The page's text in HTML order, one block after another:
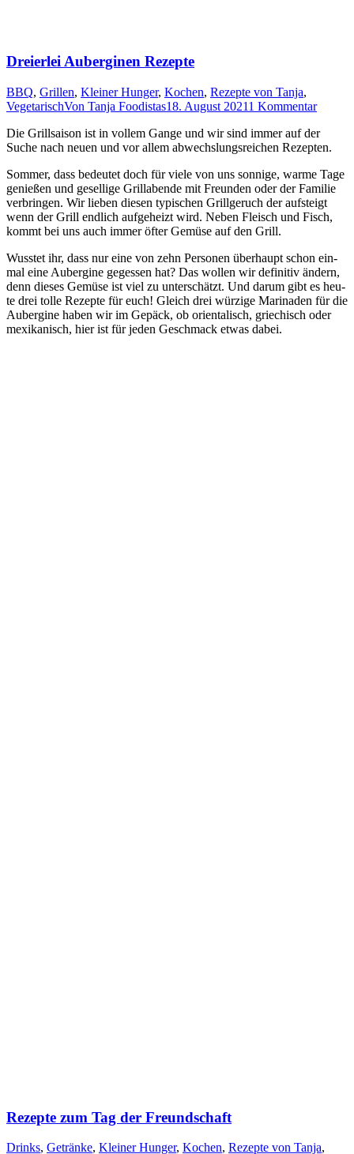
Dreierlei Auberginen Rezepte
BBQ, Grillen, Kleiner Hunger, Kochen, Rezepte von Tanja,
VegetarischVon Tanja Foodistas18. August 20211 Kommentar
Die Grill­sai­son ist in vol­lem Gan­ge und wir sind immer auf der
Suche nach neu­en und vor allem abwechs­lungs­rei­chen Rezepten.
Som­mer, dass bedeu­tet doch für vie­le von uns son­ni­ge, war­me Tage
genie­ßen und gesel­li­ge Grill­aben­de mit Freun­den oder der Fami­lie
ver­brin­gen. Wir lie­ben die­sen typi­schen Grill­ge­ruch der auf­steigt
wenn der Grill end­lich auf­ge­heizt wird. Neben Fleisch und Fisch,
kommt bei uns auch immer öfter Gemü­se auf den Grill.
Wuss­tet ihr, dass nur eine von zehn Per­so­nen über­haupt schon ein­
mal eine Auber­gi­ne geges­sen hat? Das wol­len wir defi­ni­tiv ändern,
denn die­ses Gemü­se ist viel zu unter­schätzt. Und dar­um gibt es heu­
te drei tol­le Rezep­te für euch! Gleich drei wür­zi­ge Mari­na­den für die
Auber­gi­ne haben wir im Gepäck, ob ori­en­ta­lisch, grie­chisch oder
mexi­ka­nisch, hier ist für jeden Geschmack etwas dabei.
Rezepte zum Tag der Freundschaft
Drinks, Getränke, Kleiner Hunger, Kochen, Rezepte von Tanja,